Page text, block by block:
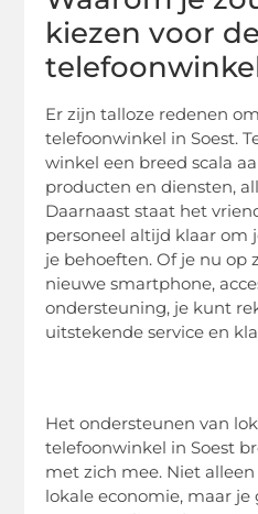
kiezen voor de
Er zijn talloze redenen
telefoonwinkel in Soest.
winkel een breed scala
producten en diensten,
Daarnaast staat het
personeel altijd klaar om
je behoeften. Of je nu op
nieuwe smartphone,
ondersteuning, je kunt
uitstekende service en
Het ondersteunen van
telefoonwinkel in Soest
met zich mee. Niet
lokale economie, maar je